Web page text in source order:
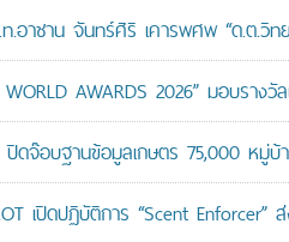
าชาน จันทร์ศิริ เคารพศพ “ด.ต.วิท
AWARDS 2026” มอบรา
ดจ๊อบฐานข้อมูลเกษตร 75,000 หมู่
เปิดปฏิบัติการ “Scent Enforcer”